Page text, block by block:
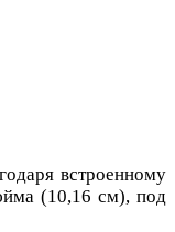
встроенному
(10,16 см), под